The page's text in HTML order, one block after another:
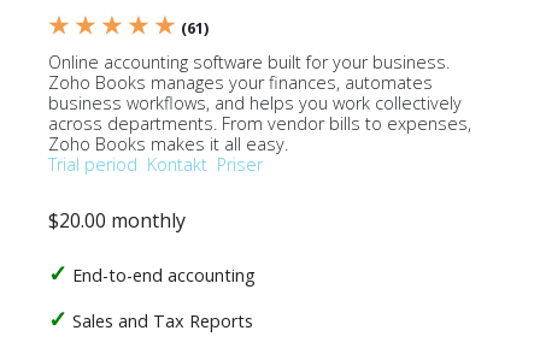
★ ★ ★ ★ ★ (61)
Online accounting software built for your business.
Zoho Books manages your finances, automates
business workflows, and helps you work collectively
across departments. From vendor bills to expenses,
Zoho Books makes it all easy.
Trial period Kontakt Priser
$20.00 monthly
End-to-end accounting
Sales and Tax Reports